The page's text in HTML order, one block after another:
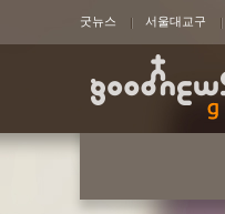
굿뉴스 서울대교구